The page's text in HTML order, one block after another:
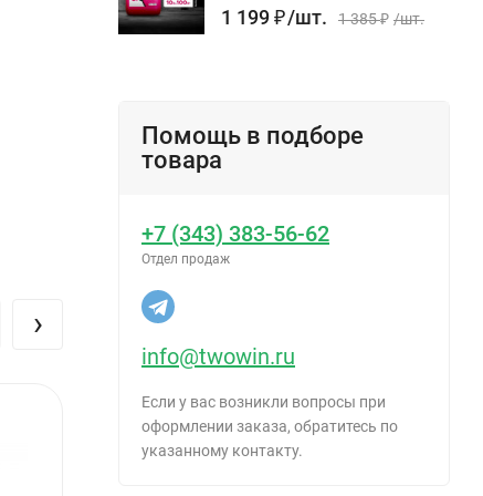
›
1 199₽/шт. 1 385₽ /шт.
Помощь в подборе
товара
+7 (343) 383-56-62
Отдел продаж
info@twowin.ru
Если у вас возникли вопросы при
оформлении заказа, обратитесь по
указанному контакту.